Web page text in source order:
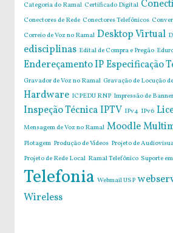
Categoria do Ramal Certificado Digital
Conectores de Rede Conectores Telefônicos
Correio de Voz no Ramal Desktop Virtual
edisciplinas Edital de Compra e Pregão
Endereçamento IPEspecificação
Gravador de Voz no Ramal Gravação de Locução
Hardware ICPEDU RNP Impressão de Banner
Inspeção TécnicaIPTV IPv4 IPv6
Mensagem de Voz no Ramal Moodle
Plotagem Produção de Vídeos Projeto de
Projeto de Rede Local Ramal Telefônico Suporte
Telefonia Webmail USP
Wireless